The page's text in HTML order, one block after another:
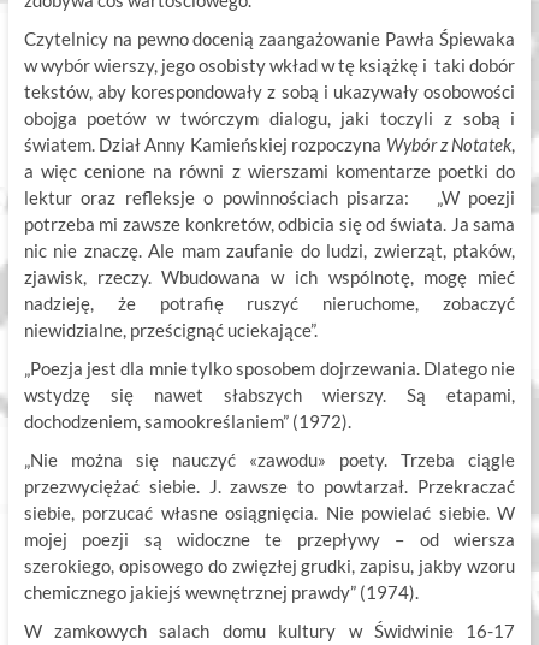
Czytelnicy na pewno docenią zaangażowanie Pawła Śpiewaka
w wybór wierszy, jego osobisty wkład w tę książkę i taki dobór
tekstów, aby korespondowały z sobą i ukazywały osobowości
obojga poetów w twórczym dialogu, jaki toczyli z sobą i
światem. Dział Anny Kamieńskiej rozpoczyna Wybór z Notatek,
a więc cenione na równi z wierszami komentarze poetki do
lektur oraz refleksje o powinnościach pisarza: „W poezji
potrzeba mi zawsze konkretów, odbicia się od świata. Ja sama
nic nie znaczę. Ale mam zaufanie do ludzi, zwierząt, ptaków,
zjawisk, rzeczy. Wbudowana w ich wspólnotę, mogę mieć
nadzieję, że potrafię ruszyć nieruchome, zobaczyć
niewidzialne, prześcignąć uciekające”.
„Poezja jest dla mnie tylko sposobem dojrzewania. Dlatego nie
wstydzę się nawet słabszych wierszy. Są etapami,
dochodzeniem, samookreślaniem” (1972).
„Nie można się nauczyć «zawodu» poety. Trzeba ciągle
przezwyciężać siebie. J. zawsze to powtarzał. Przekraczać
siebie, porzucać własne osiągnięcia. Nie powielać siebie. W
mojej poezji są widoczne te przepływy – od wiersza
szerokiego, opisowego do zwięzłej grudki, zapisu, jakby wzoru
chemicznego jakiejś wewnętrznej prawdy” (1974).
W zamkowych salach domu kultury w Świdwinie 16-17